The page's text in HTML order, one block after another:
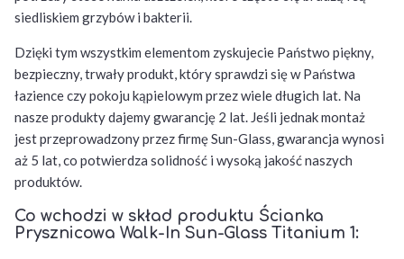
siedliskiem grzybów i bakterii.
Dzięki tym wszystkim elementom zyskujecie Państwo piękny,
bezpieczny, trwały produkt, który sprawdzi się w Państwa
łazience czy pokoju kąpielowym przez wiele długich lat. Na
nasze produkty dajemy gwarancję 2 lat. Jeśli jednak montaż
jest przeprowadzony przez firmę Sun-Glass, gwarancja wynosi
aż 5 lat, co potwierdza solidność i wysoką jakość naszych
produktów.
Co wchodzi w skład produktu Ścianka
Prysznicowa Walk-In Sun-Glass Titanium 1: